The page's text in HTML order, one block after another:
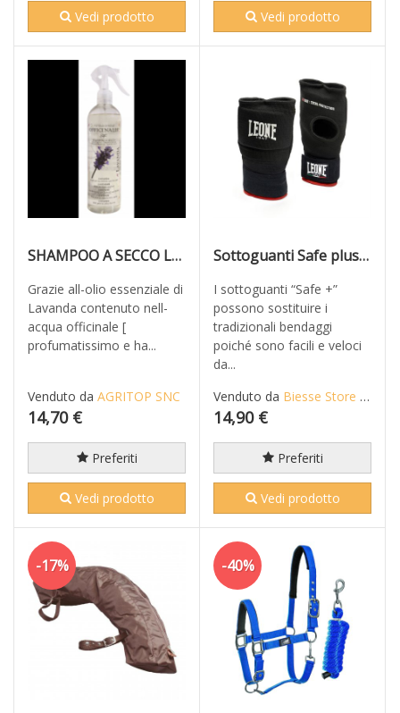
Vedi prodotto Vedi prodotto
SHAMPOO A SECCO LAVANDA
Grazie all-olio essenziale di
Lavanda contenuto nell-
acqua officinale [
profumatissimo e ha...
Venduto da AGRITOP SNC
14,70 €
Preferiti
Vedi prodotto
Sottoguanti Safe plus Nero AB715
I sottoguanti “Safe +”
possono sostituire i
tradizionali bendaggi
poiché sono facili e veloci
da...
Venduto da Biesse Store Snc - Combat Legacy
14,90 €
Preferiti
Vedi prodotto
-17% -40%